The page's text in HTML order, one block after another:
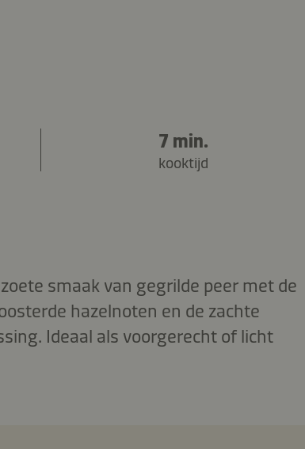
7 min.
kooktijd
smaak van gegrilde peer met de
hazelnoten en de zachte
Ideaal als voorgerecht of licht